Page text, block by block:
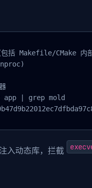
括 Makefile/CMake 内
app | grep mold
注入动态库，拦截